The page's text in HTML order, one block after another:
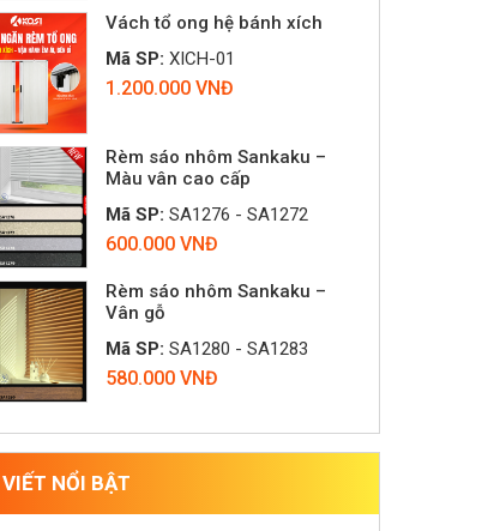
Vách tổ ong hệ bánh xích
Mã SP: XICH-01
1.200.000 VNĐ
Rèm sáo nhôm Sankaku –
Màu vân cao cấp
Mã SP: SA1276 - SA1272
600.000 VNĐ
Rèm sáo nhôm Sankaku –
Vân gỗ
Mã SP: SA1280 - SA1283
580.000 VNĐ
NỔI BẬT